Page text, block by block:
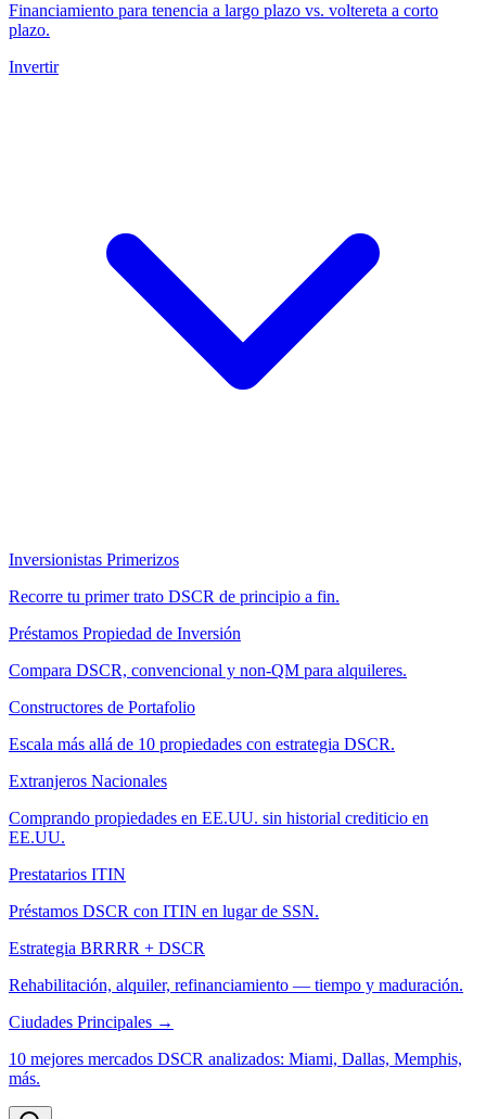
Financiamiento para tenencia a largo plazo vs. voltereta a corto
plazo.
Invertir
Inversionistas Primerizos
Recorre tu primer trato DSCR de principio a fin.
Préstamos Propiedad de Inversión
Compara DSCR, convencional y non-QM para alquileres.
Constructores de Portafolio
Escala más allá de 10 propiedades con estrategia DSCR.
Extranjeros Nacionales
Comprando propiedades en EE.UU. sin historial crediticio en
EE.UU.
Prestatarios ITIN
Préstamos DSCR con ITIN en lugar de SSN.
Estrategia BRRRR + DSCR
Rehabilitación, alquiler, refinanciamiento — tiempo y maduración.
Ciudades Principales →
10 mejores mercados DSCR analizados: Miami, Dallas, Memphis,
más.